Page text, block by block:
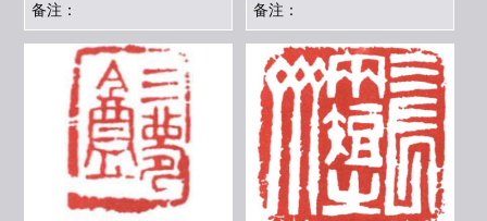
备注：
备注：